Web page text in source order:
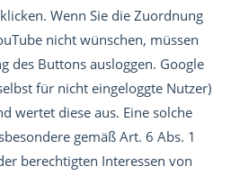
Wenn Sie die Zuordnung
nicht wünschen, müssen
des Buttons ausloggen. Google
für nicht eingeloggte Nutzer)
wertet diese aus. Eine solche
gemäß Art. 6 Abs. 1
berechtigten Interessen von